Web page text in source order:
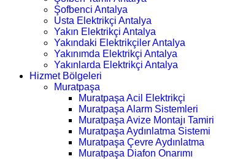
Şofbenci Antalya
Usta Elektrikçi Antalya
Yakın Elektrikçi Antalya
Yakındaki Elektrikçiler Antalya
Yakınımda Elektrikçi Antalya
Yakınlarda Elektrikçi Antalya
Hizmet Bölgeleri
Muratpaşa
Muratpaşa Acil Elektrikçi
Muratpaşa Alarm Sistemleri
Muratpaşa Avize Montajı Tamiri
Muratpaşa Aydınlatma Sistemi
Muratpaşa Çevre Aydınlatma
Muratpaşa Diafon Onarımı